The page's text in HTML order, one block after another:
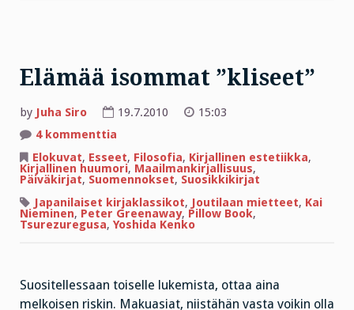
Elämää isommat ”kliseet”
by Juha Siro 19.7.2010
15:03
4 kommenttia
isommat
”kliseet”
Elokuvat, Esseet, Filosofia, Kirjallinen estetiikka,
Kirjallinen huumori, Maailmankirjallisuus,
Päiväkirjat, Suomennokset, Suosikkikirjat
Japanilaiset kirjaklassikot, Joutilaan mietteet, Kai
Nieminen, Peter Greenaway, Pillow Book,
Tsurezuregusa, Yoshida Kenko
Suositellessaan toiselle lukemista, ottaa aina
melkoisen riskin. Makuasiat, niistähän vasta voikin olla